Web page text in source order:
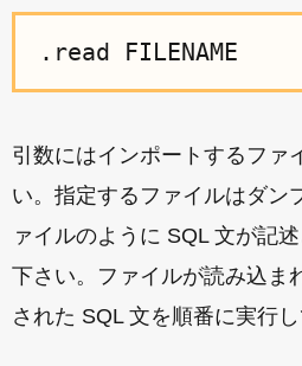
.read FILENAME
引数にはインポートするファ
い。指定するファイルはダン
ァイルのように SQL 文が記
下さい。ファイルが読み込ま
された SQL 文を順番に実行し